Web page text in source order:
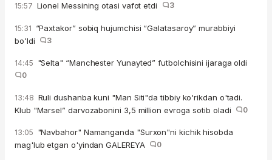
15:57 Lionel Messining otasi vafot etdi 3
15:31 “Paxtakor” sobiq hujumchisi “Galatasaroy” murabbiyi
bo'ldi
3
14:45 "Selta" “Manchester Yunayted” futbolchisini ijaraga oldi
0
13:48 Ruli dushanba kuni "Man Siti"da tibbiy ko'rikdan o'tadi.
Klub "Marsel” darvozabonini 3,5 million evroga sotib oladi
0
13:05 "Navbahor" Namanganda "Surxon"ni kichik hisobda
mag'lub etgan o'yindan GALEREYA
0